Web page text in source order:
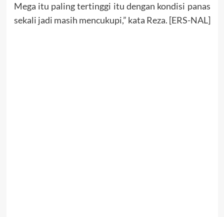
Mega itu paling tertinggi itu dengan kondisi panas
sekali jadi masih mencukupi,” kata Reza. [ERS-NAL]